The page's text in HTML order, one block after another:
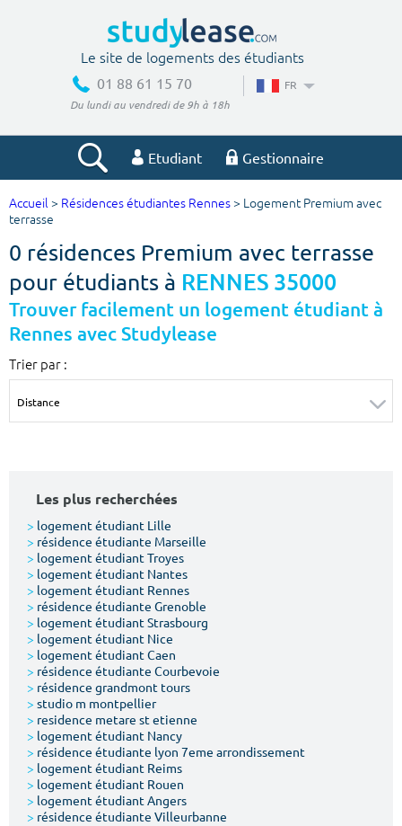
Le site de logements des étudiants
01 88 61 15 70
Du lundi au vendredi de 9h à 18h
FR
Etudiant Gestionnaire
Votre recherche
Ville, école
Budget min
€
Budget max
€
Surface min Surface max
Type de location
Votre date d'entrée
Chercher
Accueil > Résidences étudiantes Rennes > Logement Premium avec
terrasse
0 résidences Premium avec terrasse
pour étudiants à RENNES 35000
Trouver facilement un logement étudiant à
Rennes avec Studylease
Trier par :
Les plus recherchées
> logement étudiant Lille
> résidence étudiante Marseille
> logement étudiant Troyes
> logement étudiant Nantes
> logement étudiant Rennes
> résidence étudiante Grenoble
> logement étudiant Strasbourg
> logement étudiant Nice
> logement étudiant Caen
> résidence étudiante Courbevoie
> résidence grandmont tours
> studio m montpellier
> residence metare st etienne
> logement étudiant Nancy
> résidence étudiante lyon 7eme arrondissement
> logement étudiant Reims
> logement étudiant Rouen
> logement étudiant Angers
> résidence étudiante Villeurbanne